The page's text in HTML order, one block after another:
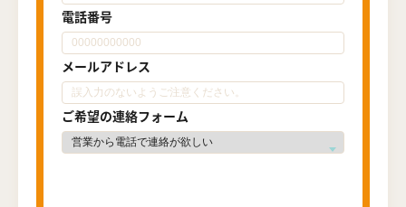
電話番号
メールアドレス
ご希望の連絡フォーム